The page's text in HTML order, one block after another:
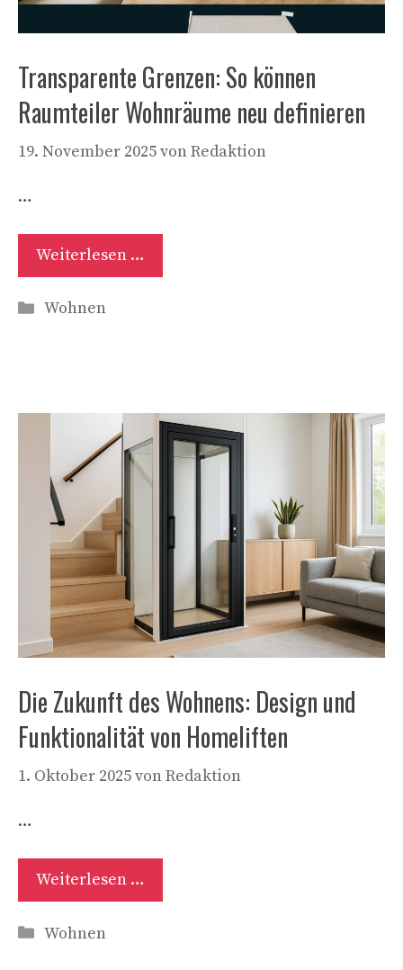
Transparente Grenzen: So können
Raumteiler Wohnräume neu definieren
19. November 2025vonRedaktion
…
Weiterlesen …
Kategorien
Wohnen
Die Zukunft des Wohnens: Design und
Funktionalität von Homeliften
1. Oktober 2025vonRedaktion
…
Weiterlesen …
Kategorien
Wohnen